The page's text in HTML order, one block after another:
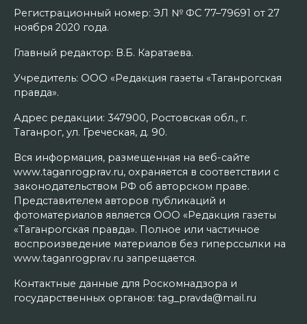
Регистрационный номер: ЭЛ № ФС 77–79691 от 27
ноября 2020 года.
Главный редактор: В.Б. Каратаева.
Учредитель: ООО «Редакция газеты «Таганрогская
правда».
Адрес редакции: 347900, Ростовская обл., г.
Таганрог, ул. Греческая, д. 90.
Вся информация, размещенная на веб-сайте
www.taganrogprav.ru, охраняется в соответствии с
законодательством РФ об авторском праве.
Представителем авторов публикаций и
фотоматериалов является ООО «Редакция газеты
«Таганрогская правда». Полное или частичное
воспроизведение материалов без гиперссылки на
www.taganrogprav.ru запрещается.
Контактные данные для Роскомнадзора и
государственных органов: tag_pravda@mail.ru